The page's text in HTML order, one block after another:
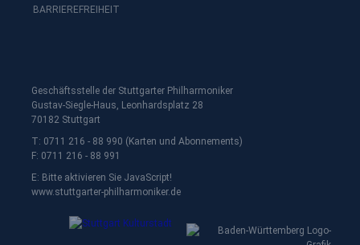
BARRIEREFREIHEIT
Geschäftsstelle der Stuttgarter Philharmoniker
Gustav-Siegle-Haus, Leonhardsplatz 28
70182 Stuttgart
T: 0711 216 - 88 990 (Karten und Abonnements)
F: 0711 216 - 88 991
E: Bitte aktivieren Sie JavaScript!
www.stuttgarter-philharmoniker.de